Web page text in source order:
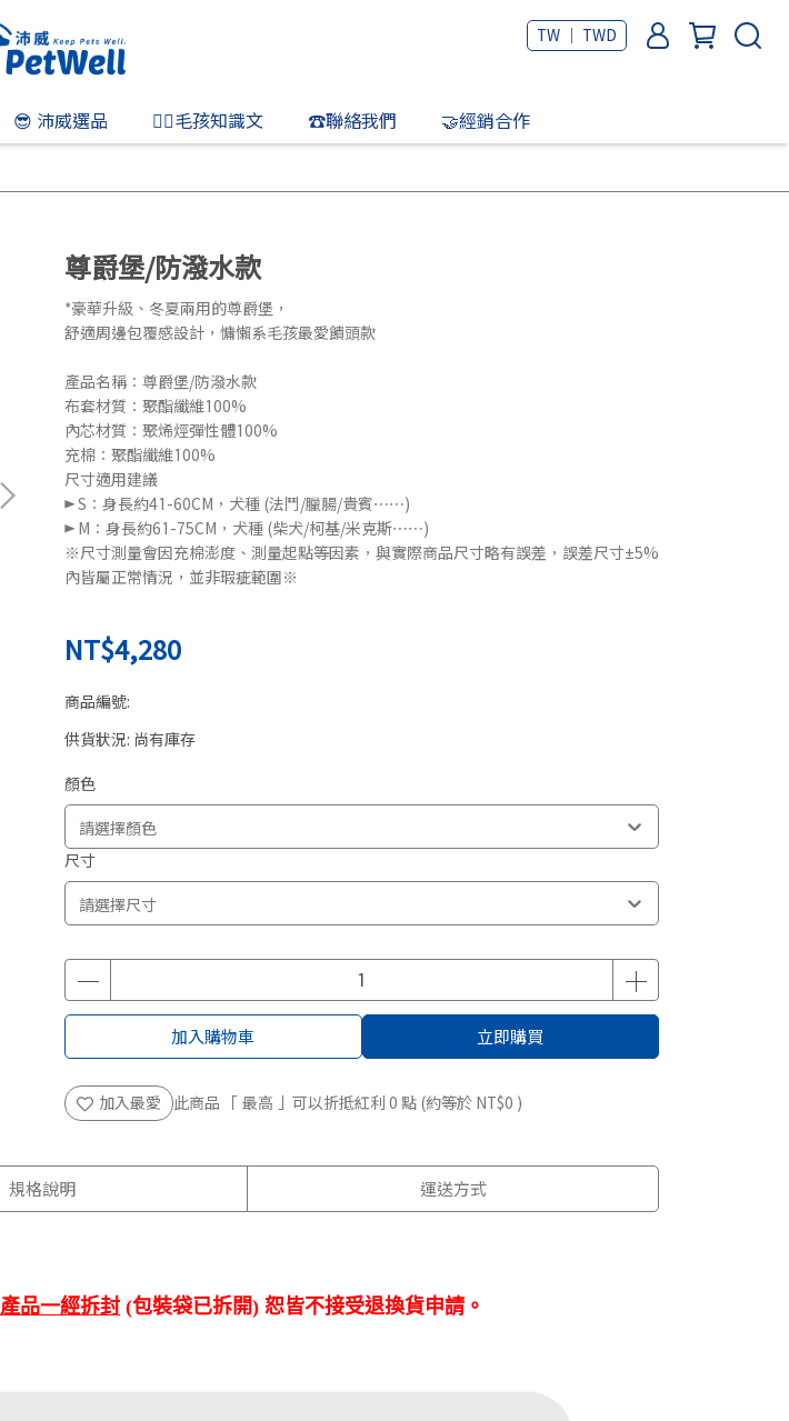
TW ｜ TWD
😎 沛威選品 👨‍⚕️毛孩知識文 ☎️聯絡我們 🤝經銷合作
尊爵堡/防潑水款
*豪華升級、冬夏兩用的尊爵堡，
舒適周邊包覆感設計，慵懶系毛孩最愛饋頭款
產品名稱：尊爵堡/防潑水款
布套材質：聚酯纖維100%
內芯材質：聚烯烴彈性體100%
充棉：聚酯纖維100%
尺寸適用建議
► S：身長約41-60CM，犬種 (法鬥/臘腸/貴賓⋯⋯)
► M：身長約61-75CM，犬種 (柴犬/柯基/米克斯⋯⋯)
※尺寸測量會因充棉澎度、測量起點等因素，與實際商品尺寸略有誤差，誤差尺寸±5%
內皆屬正常情況，並非瑕疵範圍※
NT$4,280
商品編號:
供貨狀況: 尚有庫存
顏色
尺寸
加入購物車 立即購買
加入最愛 此商品 「 最高 」可以折抵紅利 0 點 (約等於 NT$0 )
規格說明 運送方式
產品一經拆封 (包裝袋已拆開) 恕皆不接受退換貨申請。